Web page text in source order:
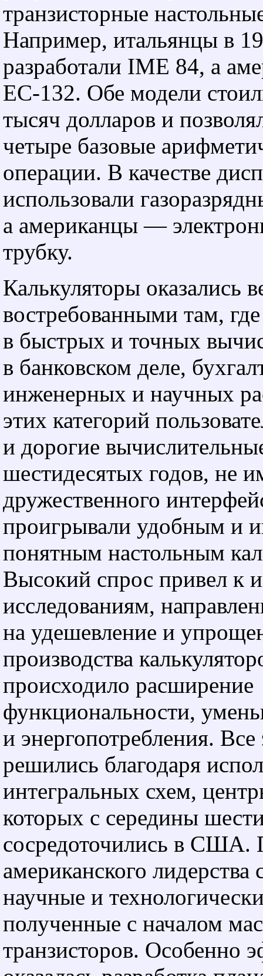
транзисторные
Например, итальянцы в
разработали IME 84, а
EC-132. Обе модели
тысяч долларов и
четыре базовые
операции. В качестве
использовали
а американцы —
трубку.
Калькуляторы оказались
востребованными там,
в быстрых и точных
в банковском деле,
инженерных и научных
этих категорий
и дорогие
шестидесятых годов, не
дружественного
проигрывали удобным и
понятным настольным
Высокий спрос привел к
исследованиям,
на удешевление и
производства
происходило расширение
функциональности,
и энергопотребления. Все
решились благодаря
интегральных схем,
которых с середины
сосредоточились в США.
американского
научные и
полученные с началом
транзисторов. Особенно